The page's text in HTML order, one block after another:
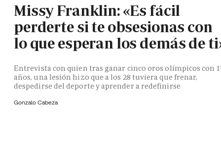
Missy Franklin: «Es fácil
perderte si te obsesionas con
lo que esperan los demás de
Entrevista con quien tras ganar cinco oros olímpicos con
años, una lesión hizo que a los 28 tuviera que frenar,
despedirse del deporte y aprender a redefinirse
Gonzalo Cabeza